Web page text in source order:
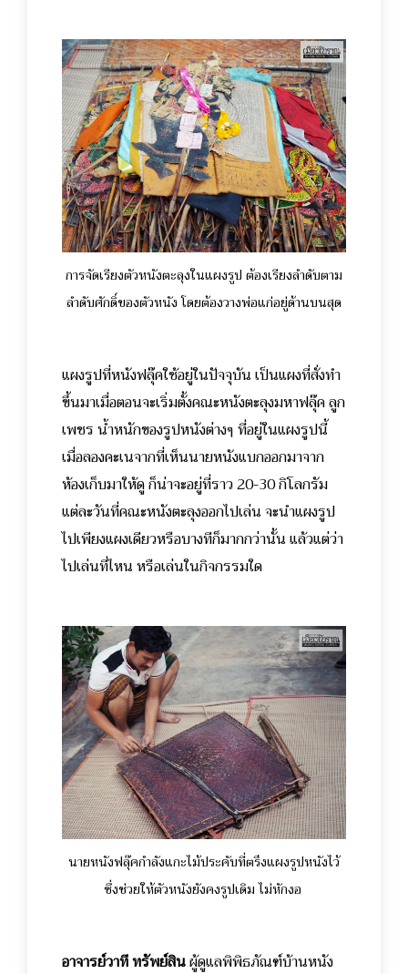
การจัดเรียงตัวหนังตะลุงในแผงรูป ต้องเรียงลำดับตาม
ลำดับศักดิ์ของตัวหนัง โดยต้องวางพ่อแก่อยู่ด้านบนสุด
แผงรูปที่หนังฟลุ๊คใช้อยู่ในปัจจุบัน เป็นแผงที่สั่งทำ
ขึ้นมาเมื่อตอนจะเริ่มตั้งคณะหนังตะลุงมหาฟลุ๊ค ลูก
เพชร น้ำหนักของรูปหนังต่างๆ ที่อยู่ในแผงรูปนี้
เมื่อลองคะเนจากที่เห็นนายหนังแบกออกมาจาก
ห้องเก็บมาให้ดู ก็น่าจะอยู่ที่ราว 20-30 กิโลกรัม
แต่ละวันที่คณะหนังตะลุงออกไปเล่น จะนำแผงรูป
ไปเพียงแผงเดียวหรือบางทีก็มากกว่านั้น แล้วแต่ว่า
ไปเล่นที่ไหน หรือเล่นในกิจกรรมใด
นายหนังฟลุ๊คกำลังแกะไม้ประคับที่ตรึงแผงรูปหนังไว้
ซึ่งช่วยให้ตัวหนังยังคงรูปเดิม ไม่หักงอ
อาจารย์วาที ทรัพย์สินผู้ดูแลพิพิธภัณฑ์บ้านหนัง